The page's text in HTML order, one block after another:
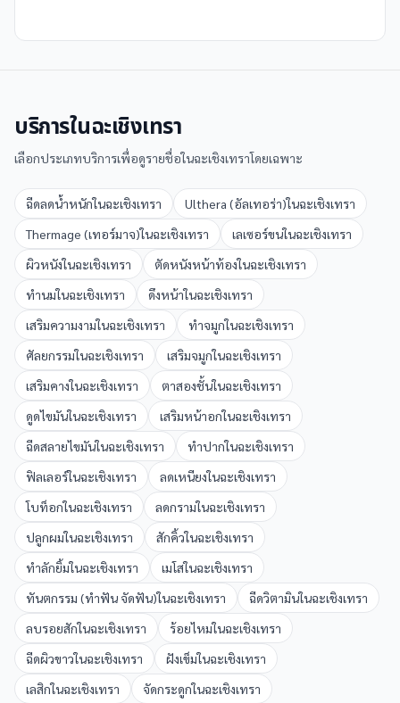
บริการในฉะเชิงเทรา
เลือกประเภทบริการเพื่อดูรายชื่อในฉะเชิงเทราโดยเฉพาะ
ฉีดลดน้ำหนักในฉะเชิงเทรา Ulthera (อัลเทอร่า)ในฉะเชิงเทรา
Thermage (เทอร์มาจ)ในฉะเชิงเทรา เลเซอร์ขนในฉะเชิงเทรา
ผิวหนังในฉะเชิงเทรา ตัดหนังหน้าท้องในฉะเชิงเทรา
ทำนมในฉะเชิงเทรา ดึงหน้าในฉะเชิงเทรา
เสริมความงามในฉะเชิงเทรา ทำจมูกในฉะเชิงเทรา
ศัลยกรรมในฉะเชิงเทรา เสริมจมูกในฉะเชิงเทรา
เสริมคางในฉะเชิงเทรา ตาสองชั้นในฉะเชิงเทรา
ดูดไขมันในฉะเชิงเทรา เสริมหน้าอกในฉะเชิงเทรา
ฉีดสลายไขมันในฉะเชิงเทรา ทำปากในฉะเชิงเทรา
ฟิลเลอร์ในฉะเชิงเทรา ลดเหนียงในฉะเชิงเทรา
โบท็อกในฉะเชิงเทรา ลดกรามในฉะเชิงเทรา
ปลูกผมในฉะเชิงเทรา สักคิ้วในฉะเชิงเทรา
ทำลักยิ้มในฉะเชิงเทรา เมโสในฉะเชิงเทรา
ทันตกรรม (ทำฟัน จัดฟัน)ในฉะเชิงเทรา ฉีดวิตามินในฉะเชิงเทรา
ลบรอยสักในฉะเชิงเทรา ร้อยไหมในฉะเชิงเทรา
ฉีดผิวขาวในฉะเชิงเทรา ฝังเข็มในฉะเชิงเทรา
เลสิกในฉะเชิงเทรา จัดกระดูกในฉะเชิงเทรา